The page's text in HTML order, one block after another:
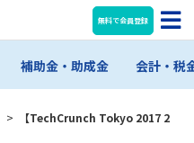
無料で会員登録
補助金・助成金 会計・税
> 【TechCrunch Tokyo 2017 2日目